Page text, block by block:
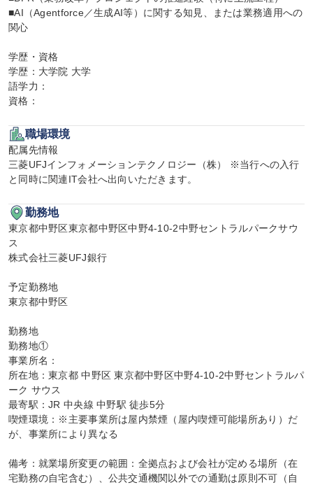
■AI（Agentforce／生成AI等）に関する知見、または業務適用への
関心
学歴・資格
学歴：大学院 大学
語学力：
資格：
職場環境
配属先情報
三菱UFJインフォメーションテクノロジー（株） ※当行への入行
と同時に関連IT会社へ出向いただきます。
勤務地
東京都中野区東京都中野区中野4-10-2中野セントラルパークサウ
ス
株式会社三菱UFJ銀行
予定勤務地
東京都中野区
勤務地
勤務地①
事業所名：
所在地：東京都 中野区 東京都中野区中野4-10-2中野セントラルパ
ーク サウス
最寄駅：JR 中央線 中野駅 徒歩5分
喫煙環境：※主要事業所は屋内禁煙（屋内喫煙可能場所あり）だ
が、事業所により異なる
備考：就業場所変更の範囲：全拠点および会社が定める場所（在
宅勤務の自宅含む）、公共交通機関以外での通勤は原則不可（自